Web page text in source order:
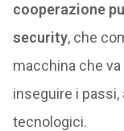
cooperazione
security, che
macchina che
inseguire i
tecnologici.